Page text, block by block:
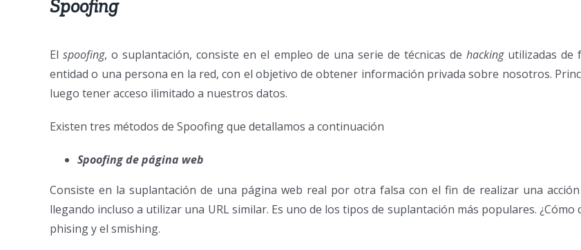
Spoofing
Elspoofing, o suplantación, consiste en el empleo de una serie de técnicas dehacking utilizadas de
entidad o una persona en la red, con el objetivo de obtener información privada sobre nosotros.
luego tener acceso ilimitado a nuestros datos.
Existen tres métodos de Spoofing que detallamos a continuación
Spoofing de página web
Consiste en la suplantación de una página web real por otra falsa con el fin de realizar una
llegando incluso a utilizar una URL similar. Es uno de los tipos de suplantación más populares.
phising y el smishing.